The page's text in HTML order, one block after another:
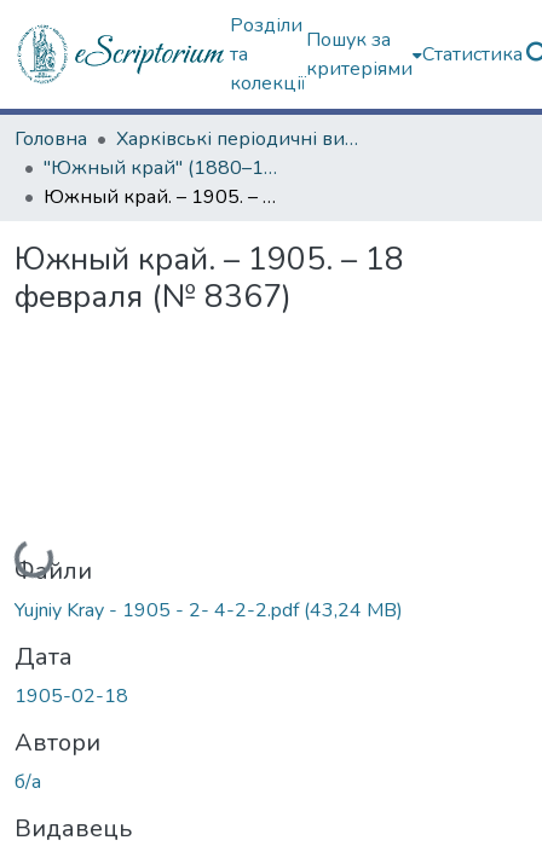
Розділи
та
колекції
Пошук за
критеріями
Статистика
Головна
Харківські періодичні видання
"Южный край" (1880–1919 гг.)
Южный край. – 1905. – 18 февраля (№ 8367)
Южный край. – 1905. – 18
февраля (№ 8367)
Вантажиться...
Файли
Yujniy Kray - 1905 - 2- 4-2-2.pdf(43,24 MB)
Дата
1905-02-18
Автори
б/а
Видавець